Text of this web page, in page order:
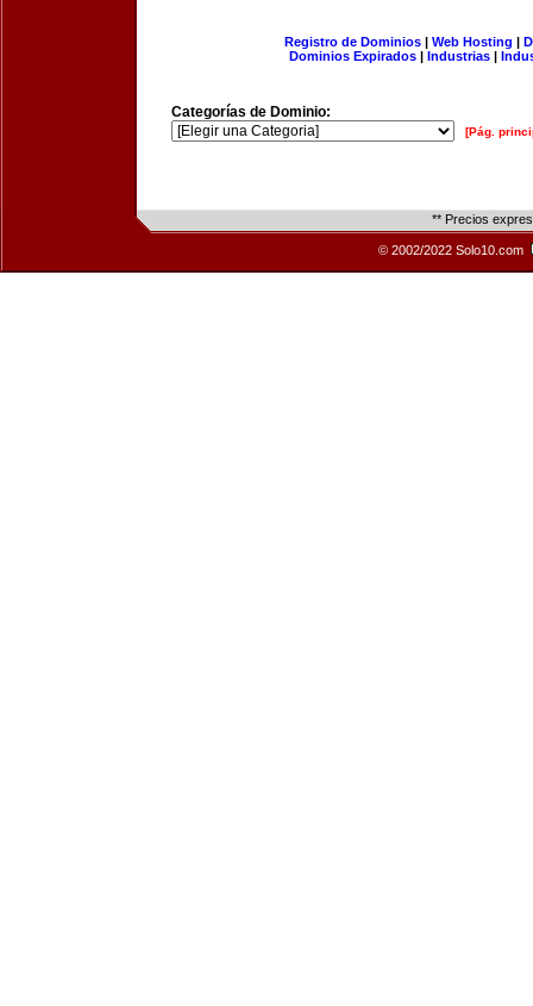
Registro de Dominios| Web Hosting |
Dominios Expirados | Industrias |
Categorías de Dominio:
[Pág.
** Precios
© 2002/2022 Solo10.com